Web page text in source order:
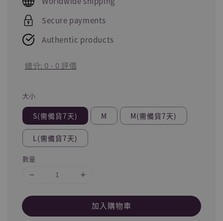
Secure payments
Authentic products
總分: 0 - 0 評價
大小
S(需備貨7天) M M(需備貨7天)
L(需備貨7天)
數量
加入購物車